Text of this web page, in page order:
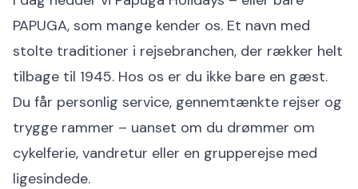
PAPUGA, som mange kender os. Et navn med
stolte traditioner i rejsebranchen, der rækker helt
tilbage til 1945. Hos os er du ikke bare en gæst.
Du får personlig service, gennemtænkte rejser og
trygge rammer – uanset om du drømmer om
cykelferie, vandretur eller en grupperejse med
ligesindede.